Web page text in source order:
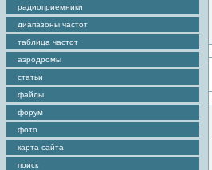
радиоприемники
диапазоны частот
таблица частот
аэродромы
статьи
файлы
форум
фото
карта сайта
поиск